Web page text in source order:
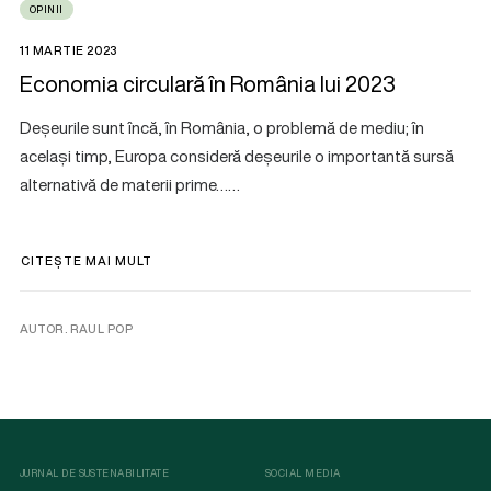
OPINII
11 MARTIE 2023
Economia circulară în România lui 2023
Deșeurile sunt încă, în România, o problemă de mediu; în
același timp, Europa consideră deșeurile o importantă sursă
alternativă de materii prime……
CITEȘTE MAI MULT
AUTOR. RAUL POP
JURNAL DE SUSTENABILITATE SOCIAL MEDIA